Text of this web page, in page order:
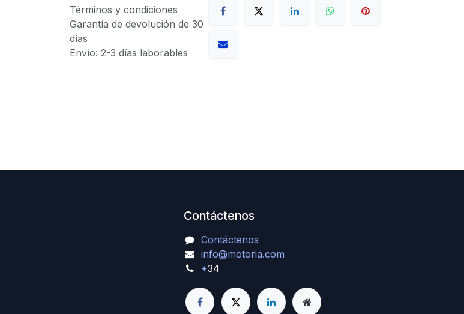
Términos y condiciones
Garantía de devolución de 30
días
Envío: 2-3 días laborables
Contáctenos
Contáctenos
info@motoria.com
+34